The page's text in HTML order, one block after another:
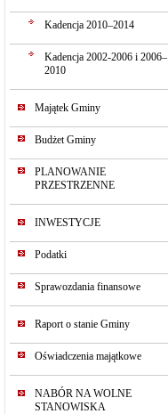
Kadencja 2010–2014
Kadencja 2002-2006 i 2006–
2010
Majątek Gminy
Budżet Gminy
PLANOWANIE
PRZESTRZENNE
INWESTYCJE
Podatki
Sprawozdania finansowe
Raport o stanie Gminy
Oświadczenia majątkowe
NABÓR NA WOLNE
STANOWISKA